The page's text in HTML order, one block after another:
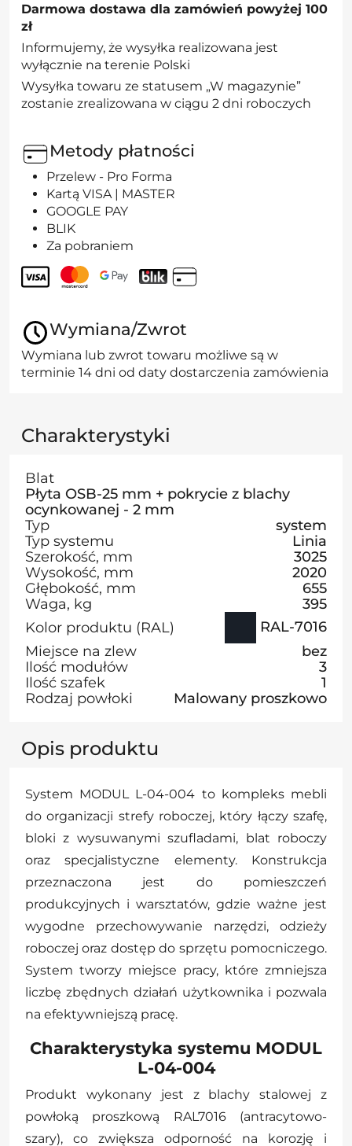
Darmowa dostawa dla zamówień powyżej 100
zł
Informujemy, że wysyłka realizowana jest
wyłącznie na terenie Polski
Wysyłka towaru ze statusem „W magazynie”
zostanie zrealizowana w ciągu 2 dni roboczych
Metody płatności
Przelew - Pro Forma
Kartą VISA | MASTER
GOOGLE PAY
BLIK
Za pobraniem
Wymiana/Zwrot
Wymiana lub zwrot towaru możliwe są w
terminie 14 dni od daty dostarczenia zamówienia
Charakterystyki
Blat
Płyta OSB-25 mm + pokrycie z blachy
ocynkowanej - 2 mm
Typ
system
Typ systemu
Linia
Szerokość, mm
3025
Wysokość, mm
2020
Głębokość, mm
655
Waga, kg
395
Kolor produktu (RAL)
RAL-7016
Miejsce na zlew
bez
Ilość modułów
3
Ilość szafek
1
Rodzaj powłoki
Malowany proszkowo
Opis produktu
System MODUL L-04-004 to kompleks mebli
do organizacji strefy roboczej, który łączy szafę,
bloki z wysuwanymi szufladami, blat roboczy
oraz specjalistyczne elementy. Konstrukcja
przeznaczona jest do pomieszczeń
produkcyjnych i warsztatów, gdzie ważne jest
wygodne przechowywanie narzędzi, odzieży
roboczej oraz dostęp do sprzętu pomocniczego.
System tworzy miejsce pracy, które zmniejsza
liczbę zbędnych działań użytkownika i pozwala
na efektywniejszą pracę.
Charakterystyka systemu MODUL
L-04-004
Produkt wykonany jest z blachy stalowej z
powłoką proszkową RAL7016 (antracytowo-
szary), co zwiększa odporność na korozję i